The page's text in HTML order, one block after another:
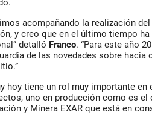
acompañando la realización
y creo que en el último tiempo
detalló Franco. “Para este año
de las novedades sobre hacia
hoy tiene un rol muy importante
uno en producción como es el
y Minera EXAR que está en